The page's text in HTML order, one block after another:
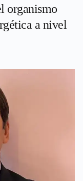
organismo
a nivel